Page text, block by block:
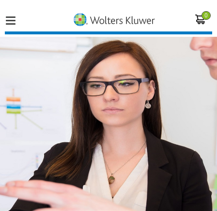
0
Vakgebieden
Actueel
Opleidingen
Juridisch advies